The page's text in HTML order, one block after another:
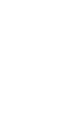
anlamı demek?